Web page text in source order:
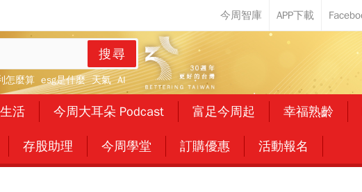
搜尋
怎麼算 esg是什麼 天氣 AI
活 今周大耳朵 Podcast 富足今周起 幸福熟齡
存股助理 今周學堂 訂購優惠 活動報名